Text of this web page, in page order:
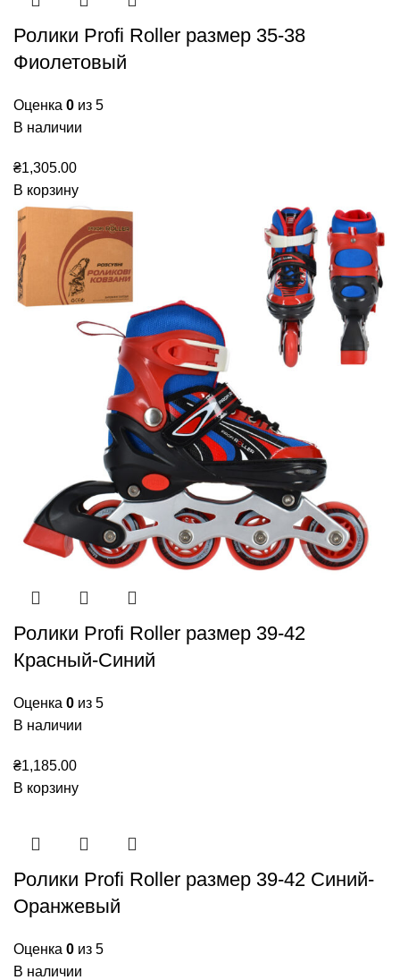
Ролики Profi Roller размер 35-38
Фиолетовый
Оценка 0 из 5
В наличии
₴1,305.00
В корзину
Ролики Profi Roller размер 39-42
Красный-Синий
Оценка 0 из 5
В наличии
₴1,185.00
В корзину
Ролики Profi Roller размер 39-42 Синий-
Оранжевый
Оценка 0 из 5
В наличии